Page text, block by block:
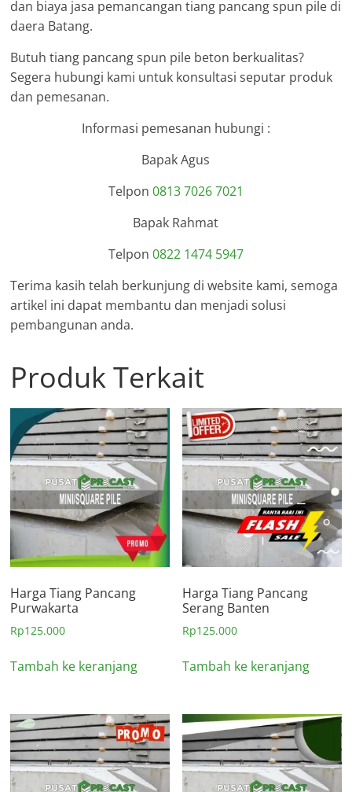
dan biaya jasa pemancangan tiang pancang spun pile di
daera Batang.
Butuh tiang pancang spun pile beton berkualitas?
Segera hubungi kami untuk konsultasi seputar produk
dan pemesanan.
Informasi pemesanan hubungi :
Bapak Agus
Telpon 0813 7026 7021
Bapak Rahmat
Telpon 0822 1474 5947
Terima kasih telah berkunjung di website kami, semoga
artikel ini dapat membantu dan menjadi solusi
pembangunan anda.
Produk Terkait
Harga Tiang Pancang
Purwakarta
Rp125.000
Tambah ke keranjang
Harga Tiang Pancang
Serang Banten
Rp125.000
Tambah ke keranjang